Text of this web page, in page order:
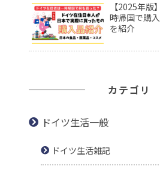
【2025年版
時帰国で購
を紹介
カテゴリ
ドイツ生活一般
ドイツ生活雑記